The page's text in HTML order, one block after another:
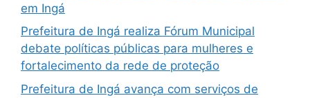
em Ingá
Prefeitura de Ingá realiza Fórum Municipal
debate políticas públicas para mulheres e
fortalecimento da rede de proteção
Prefeitura de Ingá avança com serviços de